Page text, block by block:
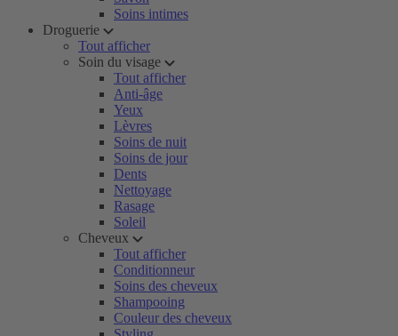
Soins intimes
Droguerie
Tout afficher
Soin du visage
Tout afficher
Anti-âge
Yeux
Lèvres
Soins de nuit
Soins de jour
Dents
Nettoyage
Rasage
Soleil
Cheveux
Tout afficher
Conditionneur
Soins des cheveux
Shampooing
Couleur des cheveux